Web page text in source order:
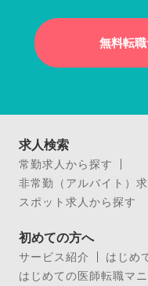
無料転
求人検索
常勤求人から探す
非常勤（アルバイト）
スポット求人から探す
初めての方へ
サービス紹介
はじめ
はじめての医師転職マ